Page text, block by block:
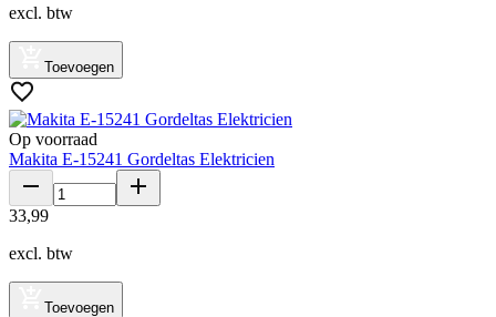
excl. btw
Toevoegen
Op voorraad
Makita E-15241 Gordeltas Elektricien
33,99
excl. btw
Toevoegen